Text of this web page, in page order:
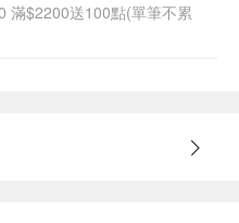
滿$2200送100點(單筆不累